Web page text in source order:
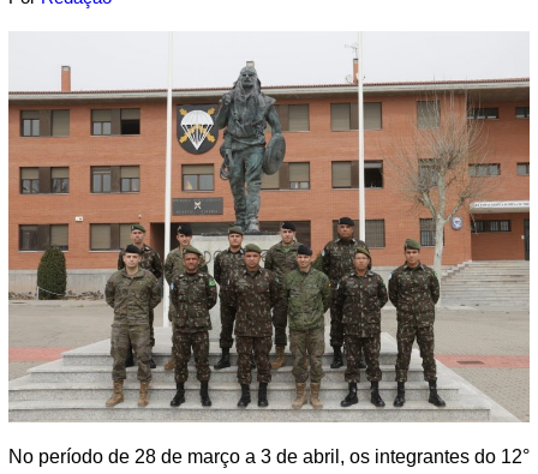
No período de 28 de março a 3 de abril, os integrantes do 12°